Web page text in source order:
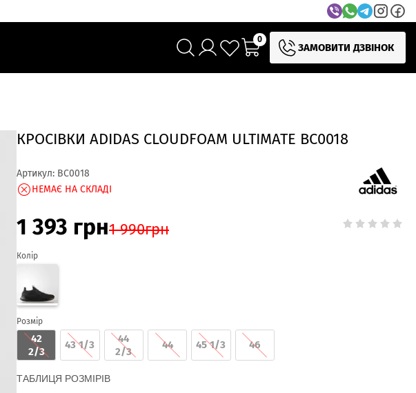
0
ЗАМОВИТИ ДЗВІНОК
КРОСІВКИ ADIDAS CLOUDFOAM ULTIMATE BC0018
Артикул: BC0018
НЕМАЄ НА СКЛАДІ
1 393 грн1 990грн
Колір
Розмір
42
2/3
43 1/3
44
2/3
44 45 1/3 46
ТАБЛИЦЯ РОЗМІРІВ